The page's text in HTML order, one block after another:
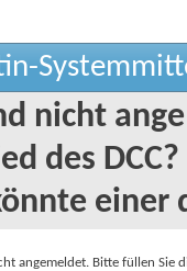
nicht
des DCC?
einer
angemeldet. Bitte füllen Sie